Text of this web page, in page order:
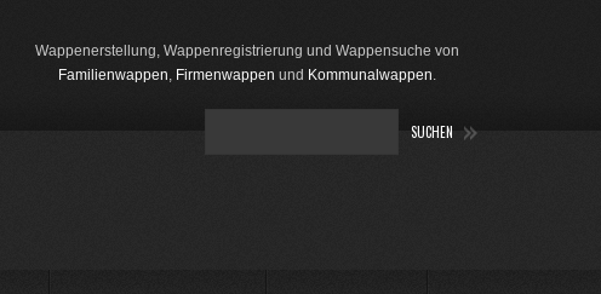
Wappenerstellung, Wappenregistrierung und Wappensuche von
Familienwappen, Firmenwappen und Kommunalwappen.